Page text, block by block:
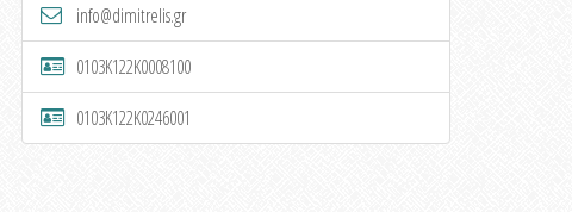
info@dimitrelis.gr
0103K122K0008100
0103K122K0246001